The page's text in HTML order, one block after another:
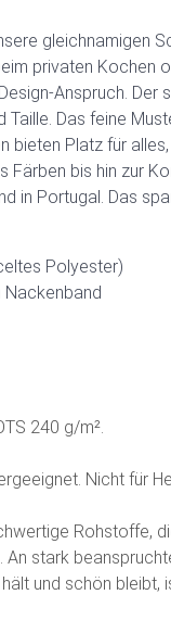
gleichnamigen
privaten
Anspruch.
Das feine
Platz für
Färben bis hin zur
in Portugal. Das
Polyester)
Nackenband
240 g/m².
Nicht für
Rohstoffe,
stark
und schön bleibt,